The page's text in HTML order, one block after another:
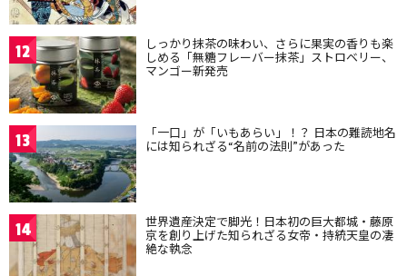
12 しっかり抹茶の味わい、さらに果実の香りも楽
しめる「無糖フレーバー抹茶」ストロベリー、
マンゴー新発売
13 「一口」が「いもあらい」！？ 日本の難読地名
には知られざる“名前の法則”があった
14 世界遺産決定で脚光！日本初の巨大都城・藤原
京を創り上げた知られざる女帝・持統天皇の凄
絶な執念